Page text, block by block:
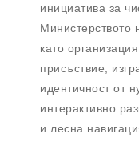
инициатива за
Министерството
като
присъствие,
идентичност от
интерактивно
и лесна